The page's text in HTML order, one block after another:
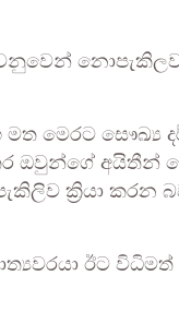
නොපැකිලව
මත මෙරට සෞඛ්‍ය
ඔවුන්ගේ අයිතීන්
ක්‍රියා කරන
ඊට විධිමත්